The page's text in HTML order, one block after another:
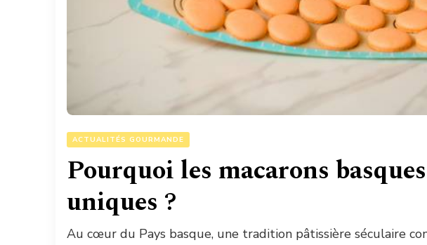
ACTUALITÉS GOURMANDE
Pourquoi les macarons
uniques ?
Au cœur du Pays basque, une tradition pâtissière séculaire